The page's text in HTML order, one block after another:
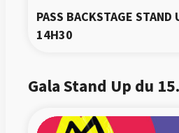
PASS BACKSTAGE
14H30
Gala Stand Up du